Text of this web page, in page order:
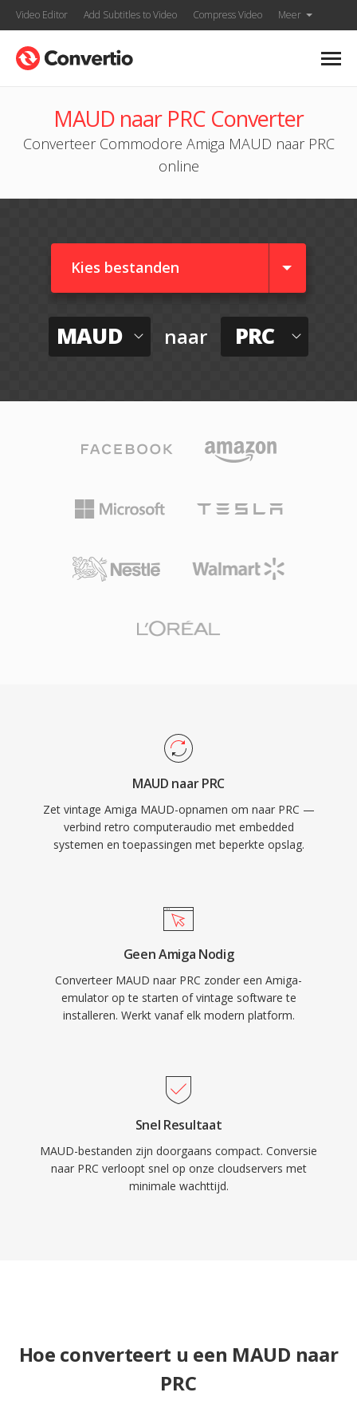
Video Editor Add Subtitles to Video Compress Video Meer
MAUD naar PRC Converter
Converteer Commodore Amiga MAUD naar PRC
online
Kies bestanden
MAUD naar PRC
MAUD naar PRC
Zet vintage Amiga MAUD-opnamen om naar PRC —
verbind retro computeraudio met embedded
systemen en toepassingen met beperkte opslag.
Geen Amiga Nodig
Converteer MAUD naar PRC zonder een Amiga-
emulator op te starten of vintage software te
installeren. Werkt vanaf elk modern platform.
Snel Resultaat
MAUD-bestanden zijn doorgaans compact. Conversie
naar PRC verloopt snel op onze cloudservers met
minimale wachttijd.
Hoe converteert u een MAUD naar
PRC